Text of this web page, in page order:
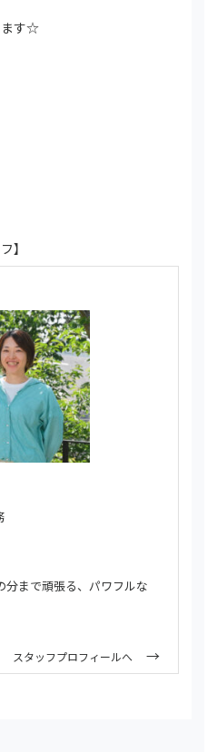
ます☆
】
分まで頑張る、パワフルな
スタッフプロフィールへ